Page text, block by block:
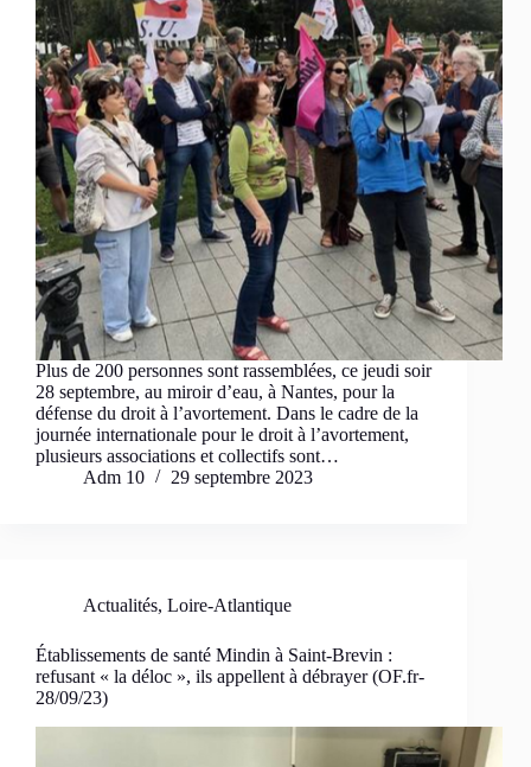
Plus de 200 personnes sont rassemblées, ce jeudi soir
28 septembre, au miroir d’eau, à Nantes, pour la
défense du droit à l’avortement. Dans le cadre de la
journée internationale pour le droit à l’avortement,
plusieurs associations et collectifs sont…
Adm 10
29 septembre 2023
Actualités, Loire-Atlantique
Établissements de santé Mindin à Saint-Brevin :
refusant « la déloc », ils appellent à débrayer (OF.fr-
28/09/23)